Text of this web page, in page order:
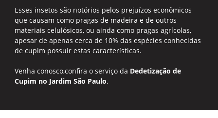
Esses insetos são notórios pelos prejuízos econômicos
que causam como pragas de madeira e de outros
materiais celulósicos, ou ainda como pragas agrícolas,
apesar de apenas cerca de 10% das espécies conhecidas
de cupim possuir estas características.
Venha conosco,confira o serviço da Dedetização de
Cupim no Jardim São Paulo.